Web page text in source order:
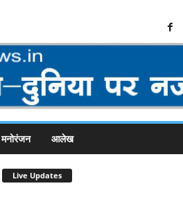
मनोरंजन आलेख
Live Updates